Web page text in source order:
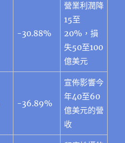
-30.88%
營業利潤降
15至
20%，損
失50至100
億美元
-36.89%
宣佈影響今
年40至60
億美元的營
收